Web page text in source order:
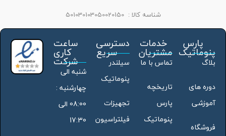
شناسه کالا : 501030103050020150
پارس
پنوماتیک
بلاگ
دوره های
آموزشی
فروشگاه
خدمات
مشتریان
تماس با ما
تاریخچه
پارس
پنوماتیک
دسترسی
سریع
سیلندر
پنوماتیک
تجهیزات
فیلتراسیون
ساعت
کاری
شرکت
شنبه الی
چهارشنبه :
08:00 الی
17:30